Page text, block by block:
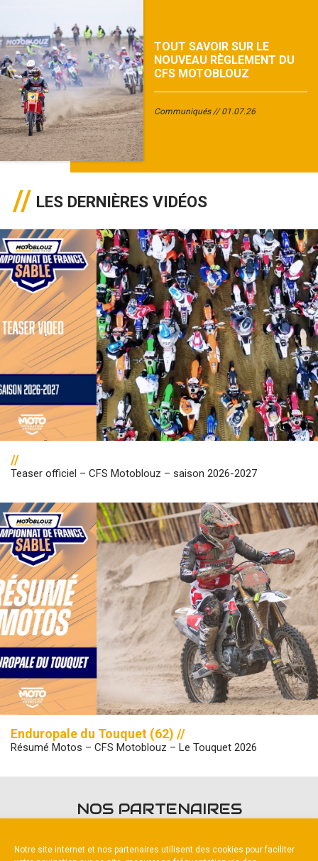
Notre site internet et nos partenaires utilisent des cookies pour faciliter
TOUT SAVOIR SUR LE
NOUVEAU RÈGLEMENT DU
CFS MOTOBLOUZ
Communiqués 01.07.26
LES DERNIÈRES VIDÉOS
//
Teaser officiel – CFS Motoblouz – saison 2026-2027
Enduropale du Touquet (62) //
Résumé Motos – CFS Motoblouz – Le Touquet 2026
NOS PARTENAIRES